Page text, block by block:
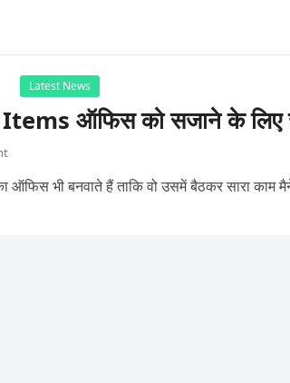
Latest News
ऑफिस को सजाने के लिए
ऑफिस भी बनवाते हैं ताकि वो उसमें बैठकर सारा